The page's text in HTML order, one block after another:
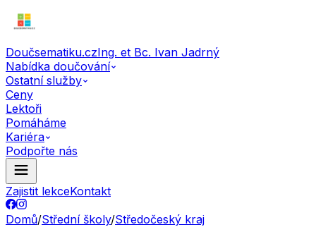
Doučsematiku.czIng. et Bc. Ivan Jadrný
Nabídka doučování
Ostatní služby
Ceny
Lektoři
Pomáháme
Kariéra
Podpořte nás
Zajistit lekceKontakt
Domů/Střední školy/Středočeský kraj